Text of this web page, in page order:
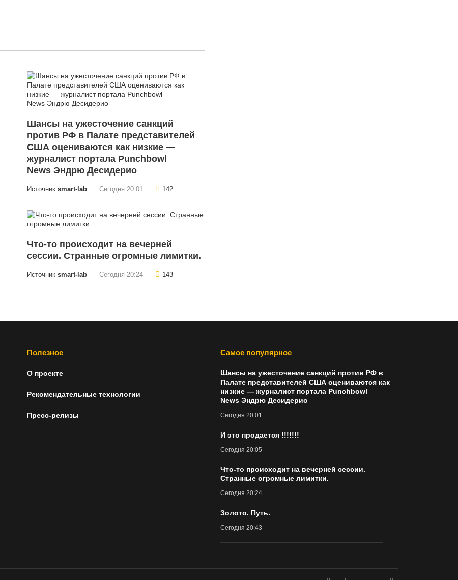
Шансы на ужесточение санкций
против РФ в Палате представителей
США оцениваются как низкие —
журналист портала Punchbowl
News Эндрю Десидерио
Источник smart-lab Сегодня 20:01 142
Что-то происходит на вечерней
сессии. Странные огромные лимитки.
Источник smart-lab Сегодня 20:24 143
Полезное
О проекте
Рекомендательные технологии
Пресс-релизы
Самое популярное
Шансы на ужесточение санкций против РФ в
Палате представителей США оцениваются как
низкие — журналист портала Punchbowl
News Эндрю Десидерио
Сегодня 20:01
И это продается !!!!!!!
Сегодня 20:05
Что-то происходит на вечерней сессии.
Странные огромные лимитки.
Сегодня 20:24
Золото. Путь.
Сегодня 20:43